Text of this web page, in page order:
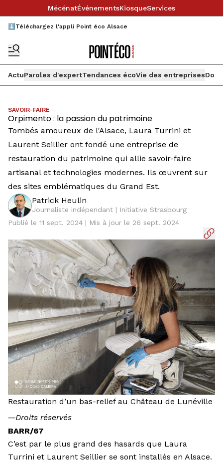
MécénatÉvénementsKiosqueServices
⬇️Téléchargez l'appli Point éco Alsace
ActuParoles d'expertTendances écoVie des entreprises
SAVOIR-FAIRE
Orpimento : la passion du patrimoine
Tombés amoureux de l'Alsace, Laura Turrini et
Laurent Seillier ont fondé une entreprise de
restauration du patrimoine qui allie savoir-faire
artisanal et technologies modernes. Ils œuvrent sur
des sites emblématiques du Grand Est.
Patrick Heulin
Journaliste indépendant | Initiative Strasbourg
Publié le 11 sept. 2024 | Mis à jour le 26 sept. 2024
Restauration d’un bas-relief au Château de Lunéville
―Droits réservés
BARR/67
C’est par le plus grand des hasards que Laura
Turrini et Laurent Seillier se sont installés en Alsace.